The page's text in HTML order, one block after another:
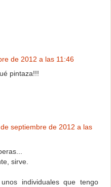
de 2012 a las 11:46
pintaza!!!
septiembre de 2012 a las
sirve.
individuales que tengo